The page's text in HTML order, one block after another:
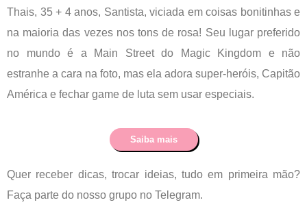
Thais, 35 + 4 anos, Santista, viciada em coisas bonitinhas e
na maioria das vezes nos tons de rosa! Seu lugar preferido
no mundo é a Main Street do Magic Kingdom e não
estranhe a cara na foto, mas ela adora super-heróis, Capitão
América e fechar game de luta sem usar especiais.
Saiba mais
Quer receber dicas, trocar ideias, tudo em primeira mão?
Faça parte do nosso grupo no Telegram.